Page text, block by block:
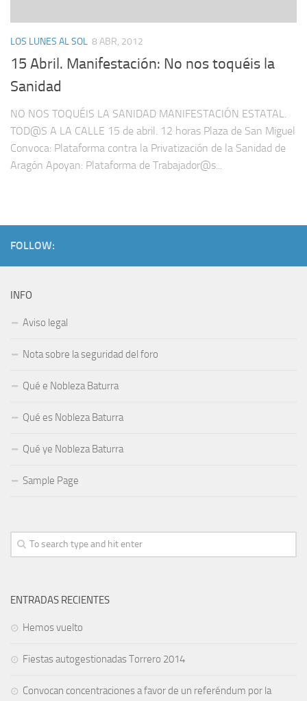
LOS LUNES AL SOL 8 ABR, 2012
15 Abril. Manifestación: No nos toquéis la
Sanidad
NO NOS TOQUÉIS LA SANIDAD MANIFESTACIÓN ESTATAL.
TOD@S A LA CALLE 15 de abril. 12 horas Plaza de San Miguel
Convoca: Plataforma contra la Privatización de la Sanidad de
Aragón Apoyan: Plataforma de Trabajador@s...
FOLLOW:
INFO
Aviso legal
Nota sobre la seguridad del foro
Qué e Nobleza Baturra
Qué es Nobleza Baturra
Qué ye Nobleza Baturra
Sample Page
ENTRADAS RECIENTES
Hemos vuelto
Fiestas autogestionadas Torrero 2014
Convocan concentraciones a favor de un referéndum por la